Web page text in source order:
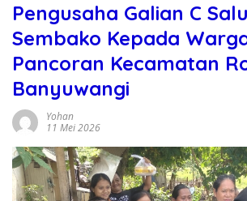
Pengusaha Galian C
Sembako Kepada
Pancoran Kecamatan
Banyuwangi
Yohan
11 Mei 2026